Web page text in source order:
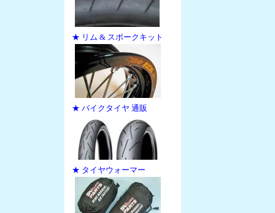
★ リム & スポークキット
★ バイクタイヤ 通販
★ タイヤウォーマー